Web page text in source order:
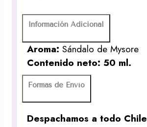
Información Adicional
Aroma: Sándalo de Mysore
Contenido neto: 50 ml.
Formas de Envío
Despachamos a todo Chile